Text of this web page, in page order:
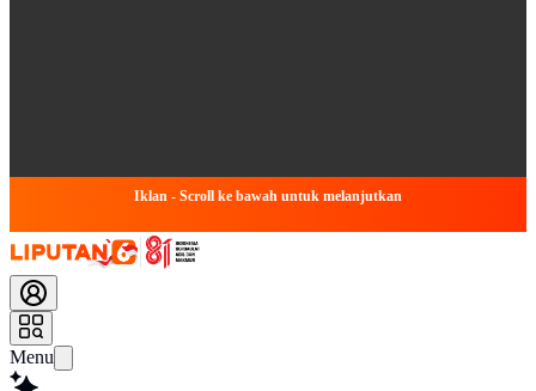
Iklan - Scroll ke bawah untuk melanjutkan
Menu